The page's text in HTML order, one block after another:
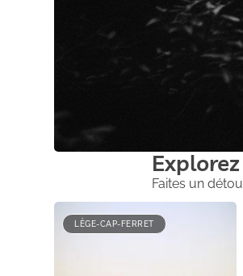
Faites un
LÈGE-CAP-FERRET